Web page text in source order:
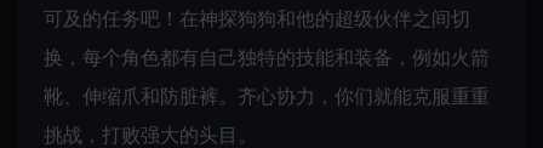
可及的任务吧！在神探狗狗和他的超级伙伴之间切
换，每个角色都有自己独特的技能和装备，例如火箭
靴、伸缩爪和防脏裤。齐心协力，你们就能克服重重
挑战，打败强大的头目。